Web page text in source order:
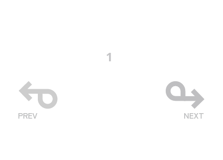
1
PREV NEXT